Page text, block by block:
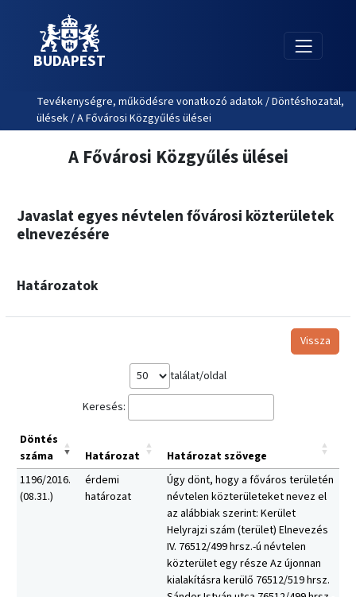
BUDAPEST
Tevékenységre, működésre vonatkozó adatok / Döntéshozatal,
ülések / A Fővárosi Közgyűlés ülései
A Fővárosi Közgyűlés ülései
Javaslat egyes névtelen fővárosi közterületek
elnevezésére
Határozatok
Vissza
találat/oldal
Keresés:
Döntés
száma
Határozat
Határozat szövege
1196/2016.
(08.31.)
érdemi
határozat
Úgy dönt, hogy a főváros területén
névtelen közterületeket nevez el
az alábbiak szerint: Kerület
Helyrajzi szám (terület) Elnevezés
IV. 76512/499 hrsz.-ú névtelen
közterület egy része Az újonnan
kialakításra kerülő 76512/519 hrsz.